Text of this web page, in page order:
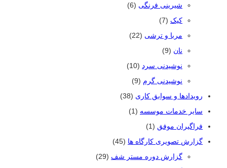
شیرینی فرنگی (6)
کیک (7)
مربا و ترشی (22)
نان (9)
نوشیدنی سرد (10)
نوشیدنی گرم (9)
رویدادها و سوابق کاری (38)
سایر خدمات موسسه (1)
فراگیران موفق (1)
گزارش تصویری کارگاه ها (45)
گزارش دوره مستر شف (29)